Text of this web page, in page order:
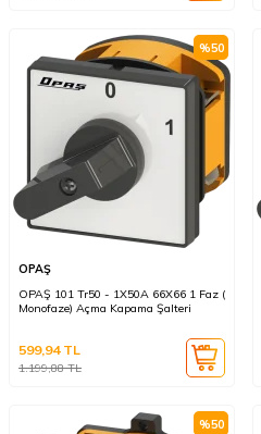
%50
OPAŞ
OPAŞ 101 Tr50 - 1X50A 66X66 1 Faz (
Monofaze) Açma Kapama Şalteri
1.199,88TL
599,94TL
%50